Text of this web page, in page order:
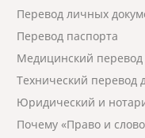
Перевод личных
Перевод паспорта
Медицинский
Технический перевод
Юридический и
Почему «Право и